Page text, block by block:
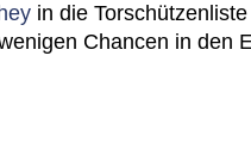
in die
Chancen in den